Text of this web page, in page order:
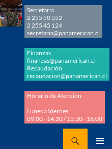
Secretaria
2 255 50 552
2 255 45 124
secretaria@panamerican.cl
Finanzas
finanzas@panamerican.cl
Recaudación
recaudacion@panamerican.cl
Horario de Atención
Lunes a Viernes
09.00 - 14.30 / 15.30 - 18.00